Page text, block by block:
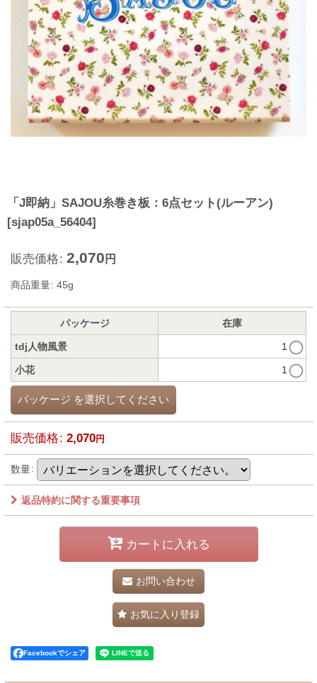
「J即納」SAJOU糸巻き板：6点セット(ルーアン)
[sjap05a_56404]
販売価格: 2,070 円
商品重量: 45g
パッケージ 在庫
tdj人物風景 1
小花 1
パッケージ を選択してください
販売価格: 2,070円
数量:
返品特約に関する重要事項
カートに入れる
お問い合わせ
お気に入り登録
Facebookでシェア